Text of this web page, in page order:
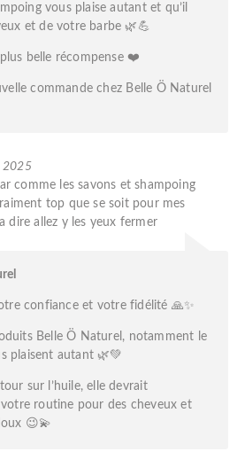
vous plaise autant et qu’il
et de votre barbe 🌿💪
belle récompense ❤️
commande chez Belle Ö Naturel
2025
comme les savons et shampoing
top que se soit pour mes
dire allez y les yeux fermer
confiance et votre fidélité 🙏✨
Belle Ö Naturel, notamment le
plaisent autant 🌿💚
sur l’huile, elle devrait
routine pour des cheveux et
😉💫